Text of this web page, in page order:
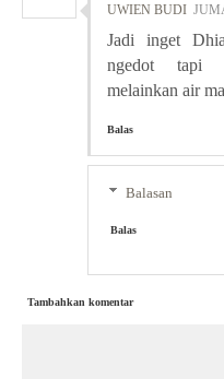
UWIEN BUDI
Jadi inget
ngedot tapi
melainkan air
Balas
Balasan
Balas
Tambahkan komentar